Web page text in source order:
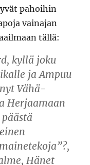
pahoihin
vainajan
tällä:
kyllä joku
ja Ampuu
Vähä-
Herjaamaan
Hänet